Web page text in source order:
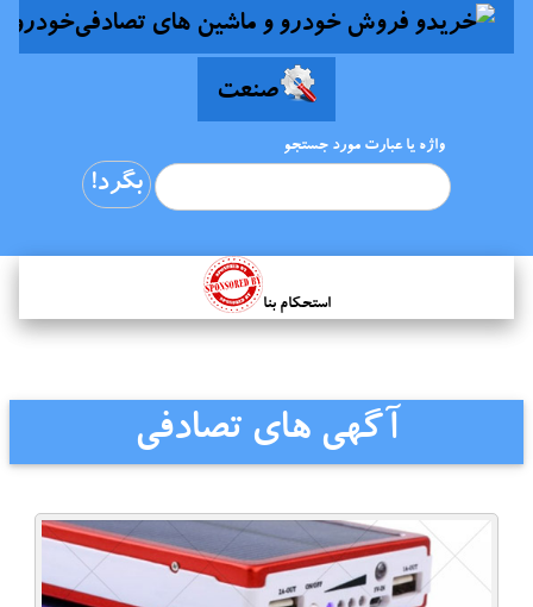
خودرو
صنعت
واژه یا عبارت مورد جستجو
استحکام بنا
آگهی های تصادفی